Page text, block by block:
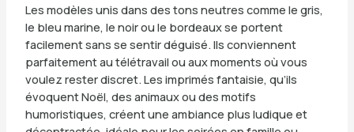
Les modèles unis dans des tons neutres comme le gris,
le bleu marine, le noir ou le bordeaux se portent
facilement sans se sentir déguisé. Ils conviennent
parfaitement au télétravail ou aux moments où vous
voulez rester discret. Les imprimés fantaisie, qu’ils
évoquent Noël, des animaux ou des motifs
humoristiques, créent une ambiance plus ludique et